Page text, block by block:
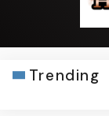
Trending